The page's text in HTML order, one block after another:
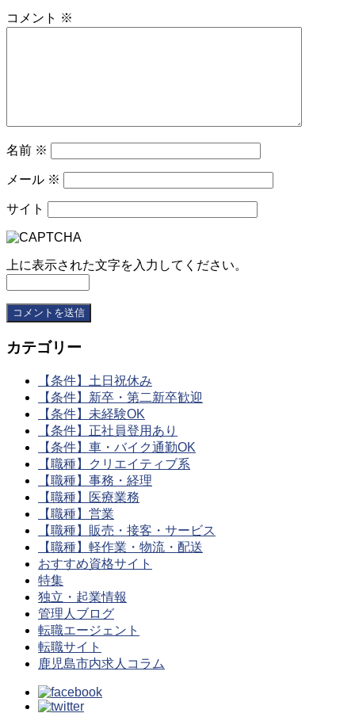
コメント ※
名前 ※
メール ※
サイト
上に表示された文字を入力してください。
カテゴリー
【条件】土日祝休み
【条件】新卒・第二新卒歓迎
【条件】未経験OK
【条件】正社員登用あり
【条件】車・バイク通勤OK
【職種】クリエイティブ系
【職種】事務・経理
【職種】医療業務
【職種】営業
【職種】販売・接客・サービス
【職種】軽作業・物流・配送
おすすめ資格サイト
特集
独立・起業情報
管理人ブログ
転職エージェント
転職サイト
鹿児島市内求人コラム